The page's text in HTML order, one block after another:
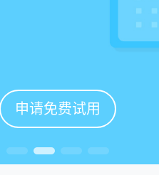
申请免费试用
申请免费试用
申请免费试用
申请免费试用